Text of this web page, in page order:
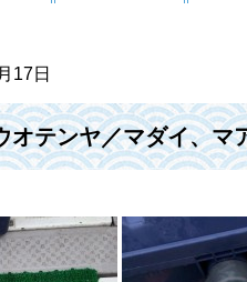
17日
オテンヤ／マダイ、
歌山市 遊漁船 釣り船